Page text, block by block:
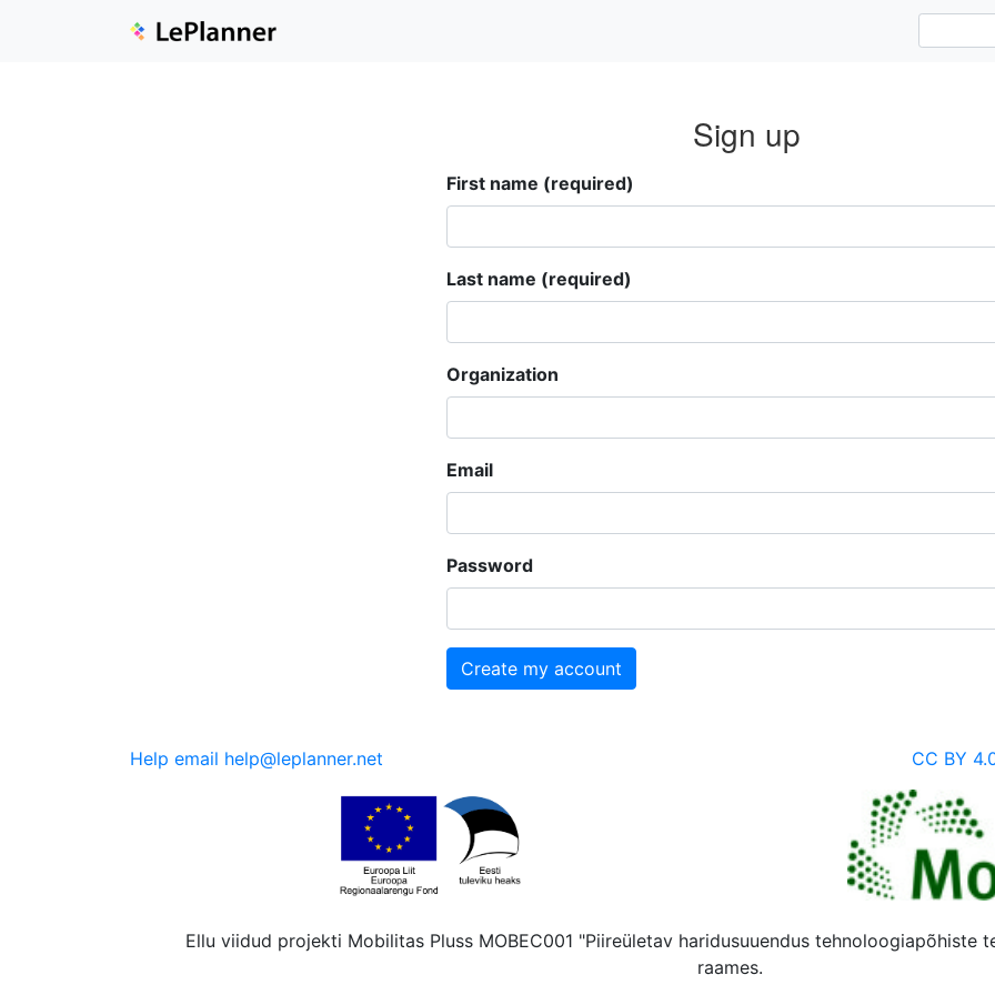
Sign up
First name (required)
Last name (required)
Organization
Email
Password
Create my account
Help email help@leplanner.net CC BY
Ellu viidud projekti Mobilitas Pluss MOBEC001 "Piireületav haridusuuendus tehnoloogiapõhiste
raames.